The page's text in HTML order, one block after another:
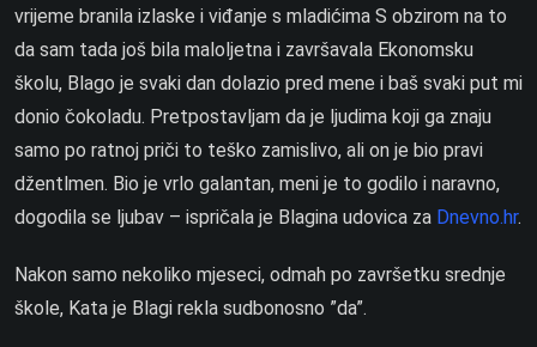
vrijeme branila izlaske i viđanje s mladićima S obzirom na to
da sam tada još bila maloljetna i završavala Ekonomsku
školu, Blago je svaki dan dolazio pred mene i baš svaki put mi
donio čokoladu. Pretpostavljam da je ljudima koji ga znaju
samo po ratnoj priči to teško zamislivo, ali on je bio pravi
džentlmen. Bio je vrlo galantan, meni je to godilo i naravno,
dogodila se ljubav – ispričala je Blagina udovica za Dnevno.hr.
Nakon samo nekoliko mjeseci, odmah po završetku srednje
škole, Kata je Blagi rekla sudbonosno ”da”.